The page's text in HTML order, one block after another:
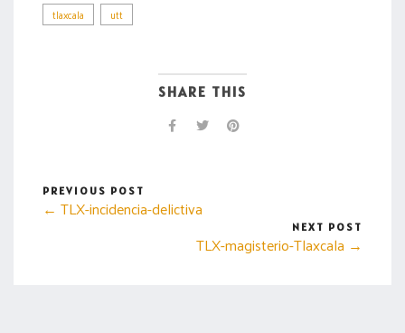
tlaxcala utt
SHARE THIS
PREVIOUS POST
← TLX-incidencia-delictiva
NEXT POST
TLX-magisterio-Tlaxcala →